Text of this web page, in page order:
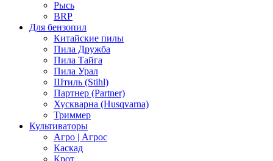
Рысь
BRP
Для бензопил
Китайские пилы
Пила Дружба
Пила Тайга
Пила Урал
Штиль (Stihl)
Партнер (Partner)
Хускварна (Husqvarna)
Триммер
Культиваторы
Агро | Агрос
Каскад
Крот